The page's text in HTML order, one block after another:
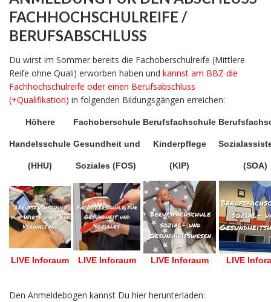
FACHHOCHSCHULREIFE /
BERUFSABSCHLUSS
Du wirst im Sommer bereits die Fachoberschulreife (Mittlere
Reife ohne Quali) erworben haben und kannst am BBZ die
Fachhochschulreife oder einen Berufsabschluss
(+Qualifikation) in folgenden Bildungsgängen erreichen:
Höhere
Handelsschule
(HHU)
Fachoberschule
Gesundheit und
Soziales (FOS)
Berufsfachschule
Kinderpflege
(KIP) (SOA)
LIVE Inforaum LIVE Inforaum LIVE Inforaum LIVE
Den Anmeldebogen kannst Du hier herunterladen: